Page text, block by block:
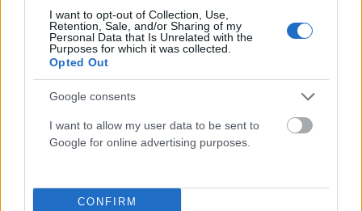
I want to opt-out of Collection, Use,
Retention, Sale, and/or Sharing of my
Personal Data that Is Unrelated with the
Purposes for which it was collected.
Opted Out
Google consents
I want to allow my user data to be sent to
Google for online advertising purposes.
CONFIRM
Μοναδικός αριθμός Μ.Η.Τ. 262047
press@paraskhnio.gr